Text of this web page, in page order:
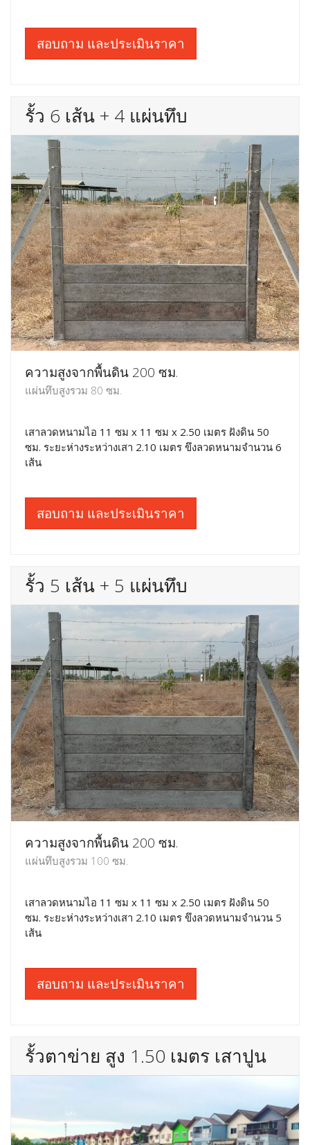
สอบถาม และประเมินราคา
รั้ว 6 เส้น + 4 แผ่นทึบ
ความสูงจากพื้นดิน 200 ซม.
แผ่นทึบสูงรวม 80 ซม.
เสาลวดหนามไอ 11 ซม x 11 ซม x 2.50 เมตร ฝังดิน 50
ซม. ระยะห่างระหว่างเสา 2.10 เมตร ขึงลวดหนามจำนวน 6
เส้น
สอบถาม และประเมินราคา
รั้ว 5 เส้น + 5 แผ่นทึบ
ความสูงจากพื้นดิน 200 ซม.
แผ่นทึบสูงรวม 100 ซม.
เสาลวดหนามไอ 11 ซม x 11 ซม x 2.50 เมตร ฝังดิน 50
ซม. ระยะห่างระหว่างเสา 2.10 เมตร ขึงลวดหนามจำนวน 5
เส้น
สอบถาม และประเมินราคา
รั้วตาข่าย สูง 1.50 เมตร เสาปูน